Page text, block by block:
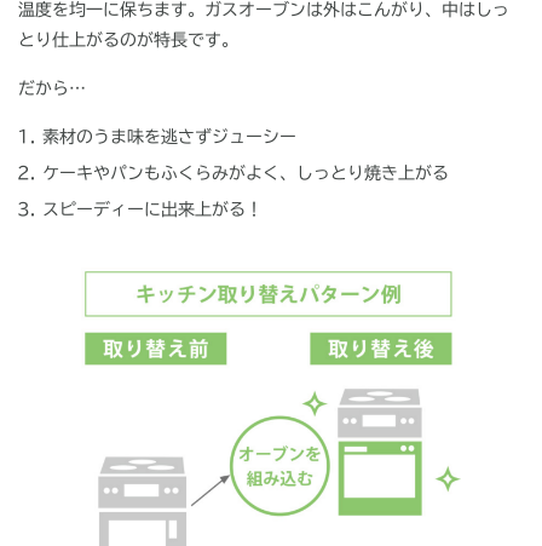
温度を均一に保ちます。ガスオーブンは外はこんがり、中はしっ
とり仕上がるのが特長です。
だから…
素材のうま味を逃さずジューシー
ケーキやパンもふくらみがよく、しっとり焼き上がる
スピーディーに出来上がる！